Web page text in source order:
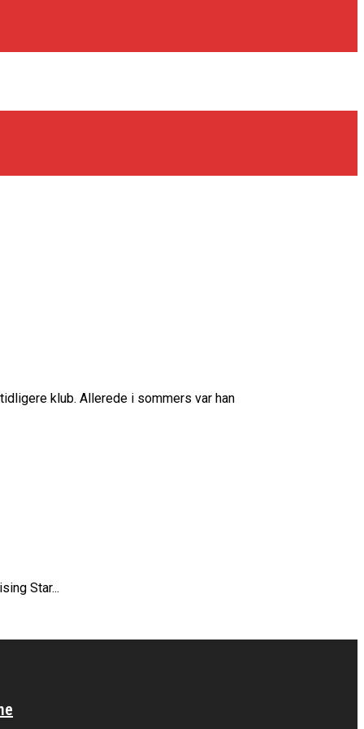
klub. Allerede i sommers var han
Star...